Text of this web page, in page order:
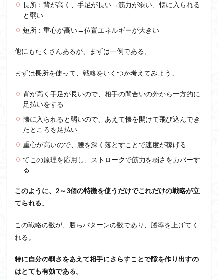
長所：背が高く、手足が長い→筋力が弱い、懐に入られる
と弱い
短所：重心が高い→位置エネルギーが大きい
他にもたくさんあるが、まずは一例である。
まずは長所を使って、戦略をいくつか考えてみよう。
背が高く手足が長いので、相手の間合いの外から一方的に
足払いをする
懐に入られると弱いので、あえて懐を開けて飛び込んでき
たところを足払い
重心が高いので、腰を深く落とすことで速度が稼げる
てこの原理を応用し、ストロークで筋力を弱さをカバーす
る
このように、2～3個の特徴を使うだけでこれだけの戦略が立
てられる。
この戦略の数が、勝ちパターンの数であり、勝率を上げてく
れる。
特に自分の弱さをあえて相手にさらすことで隙を作り出すの
はとても有効である。